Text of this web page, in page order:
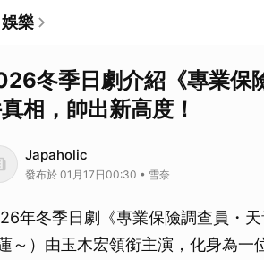
娛樂
冬季日劇介紹《專業保
相，帥出新高度！
Japaholic
發布於 01月17日00:30 • 雪奈
年冬季日劇《專業保險調查員・
～）由玉木宏領銜主演，化身為一